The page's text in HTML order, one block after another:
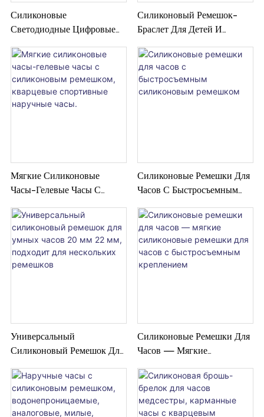
Силиконовые
Светодиодные Цифровые
Часы-Браслет С Сенсорным
Экраном
Силиконовый Ремешок-
Браслет Для Детей И
Забавный Спортивный
Ремешок.
Мягкие Силиконовые
Часы-Гелевые Часы С
Кварцевые Спортивные
Наручные Часы.
Силиконовые Ремешки Для
Часов С Быстросъемным
Универсальный
Силиконовый Ремешок Для
Мм, Подходит Для
Нескольких Ремешков
Силиконовые Ремешки Для
Часов — Мягкие
Часов С Быстросъемным
Креплением